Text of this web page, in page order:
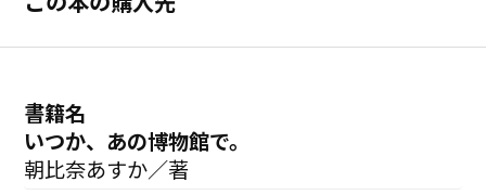
書籍名
いつか、あの博物館で。
朝比奈あすか／著